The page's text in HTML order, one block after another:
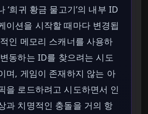
‘희귀 황금 물고기’의 내부 ID
이션을 시작할 때마다 변경됩
인 메모리 스캐너를 사용하
동하는 ID를 찾으려는 시도
며, 게임이 존재하지 않는 아
을 로드하려고 시도하면서 인
과 치명적인 충돌을 거의 항